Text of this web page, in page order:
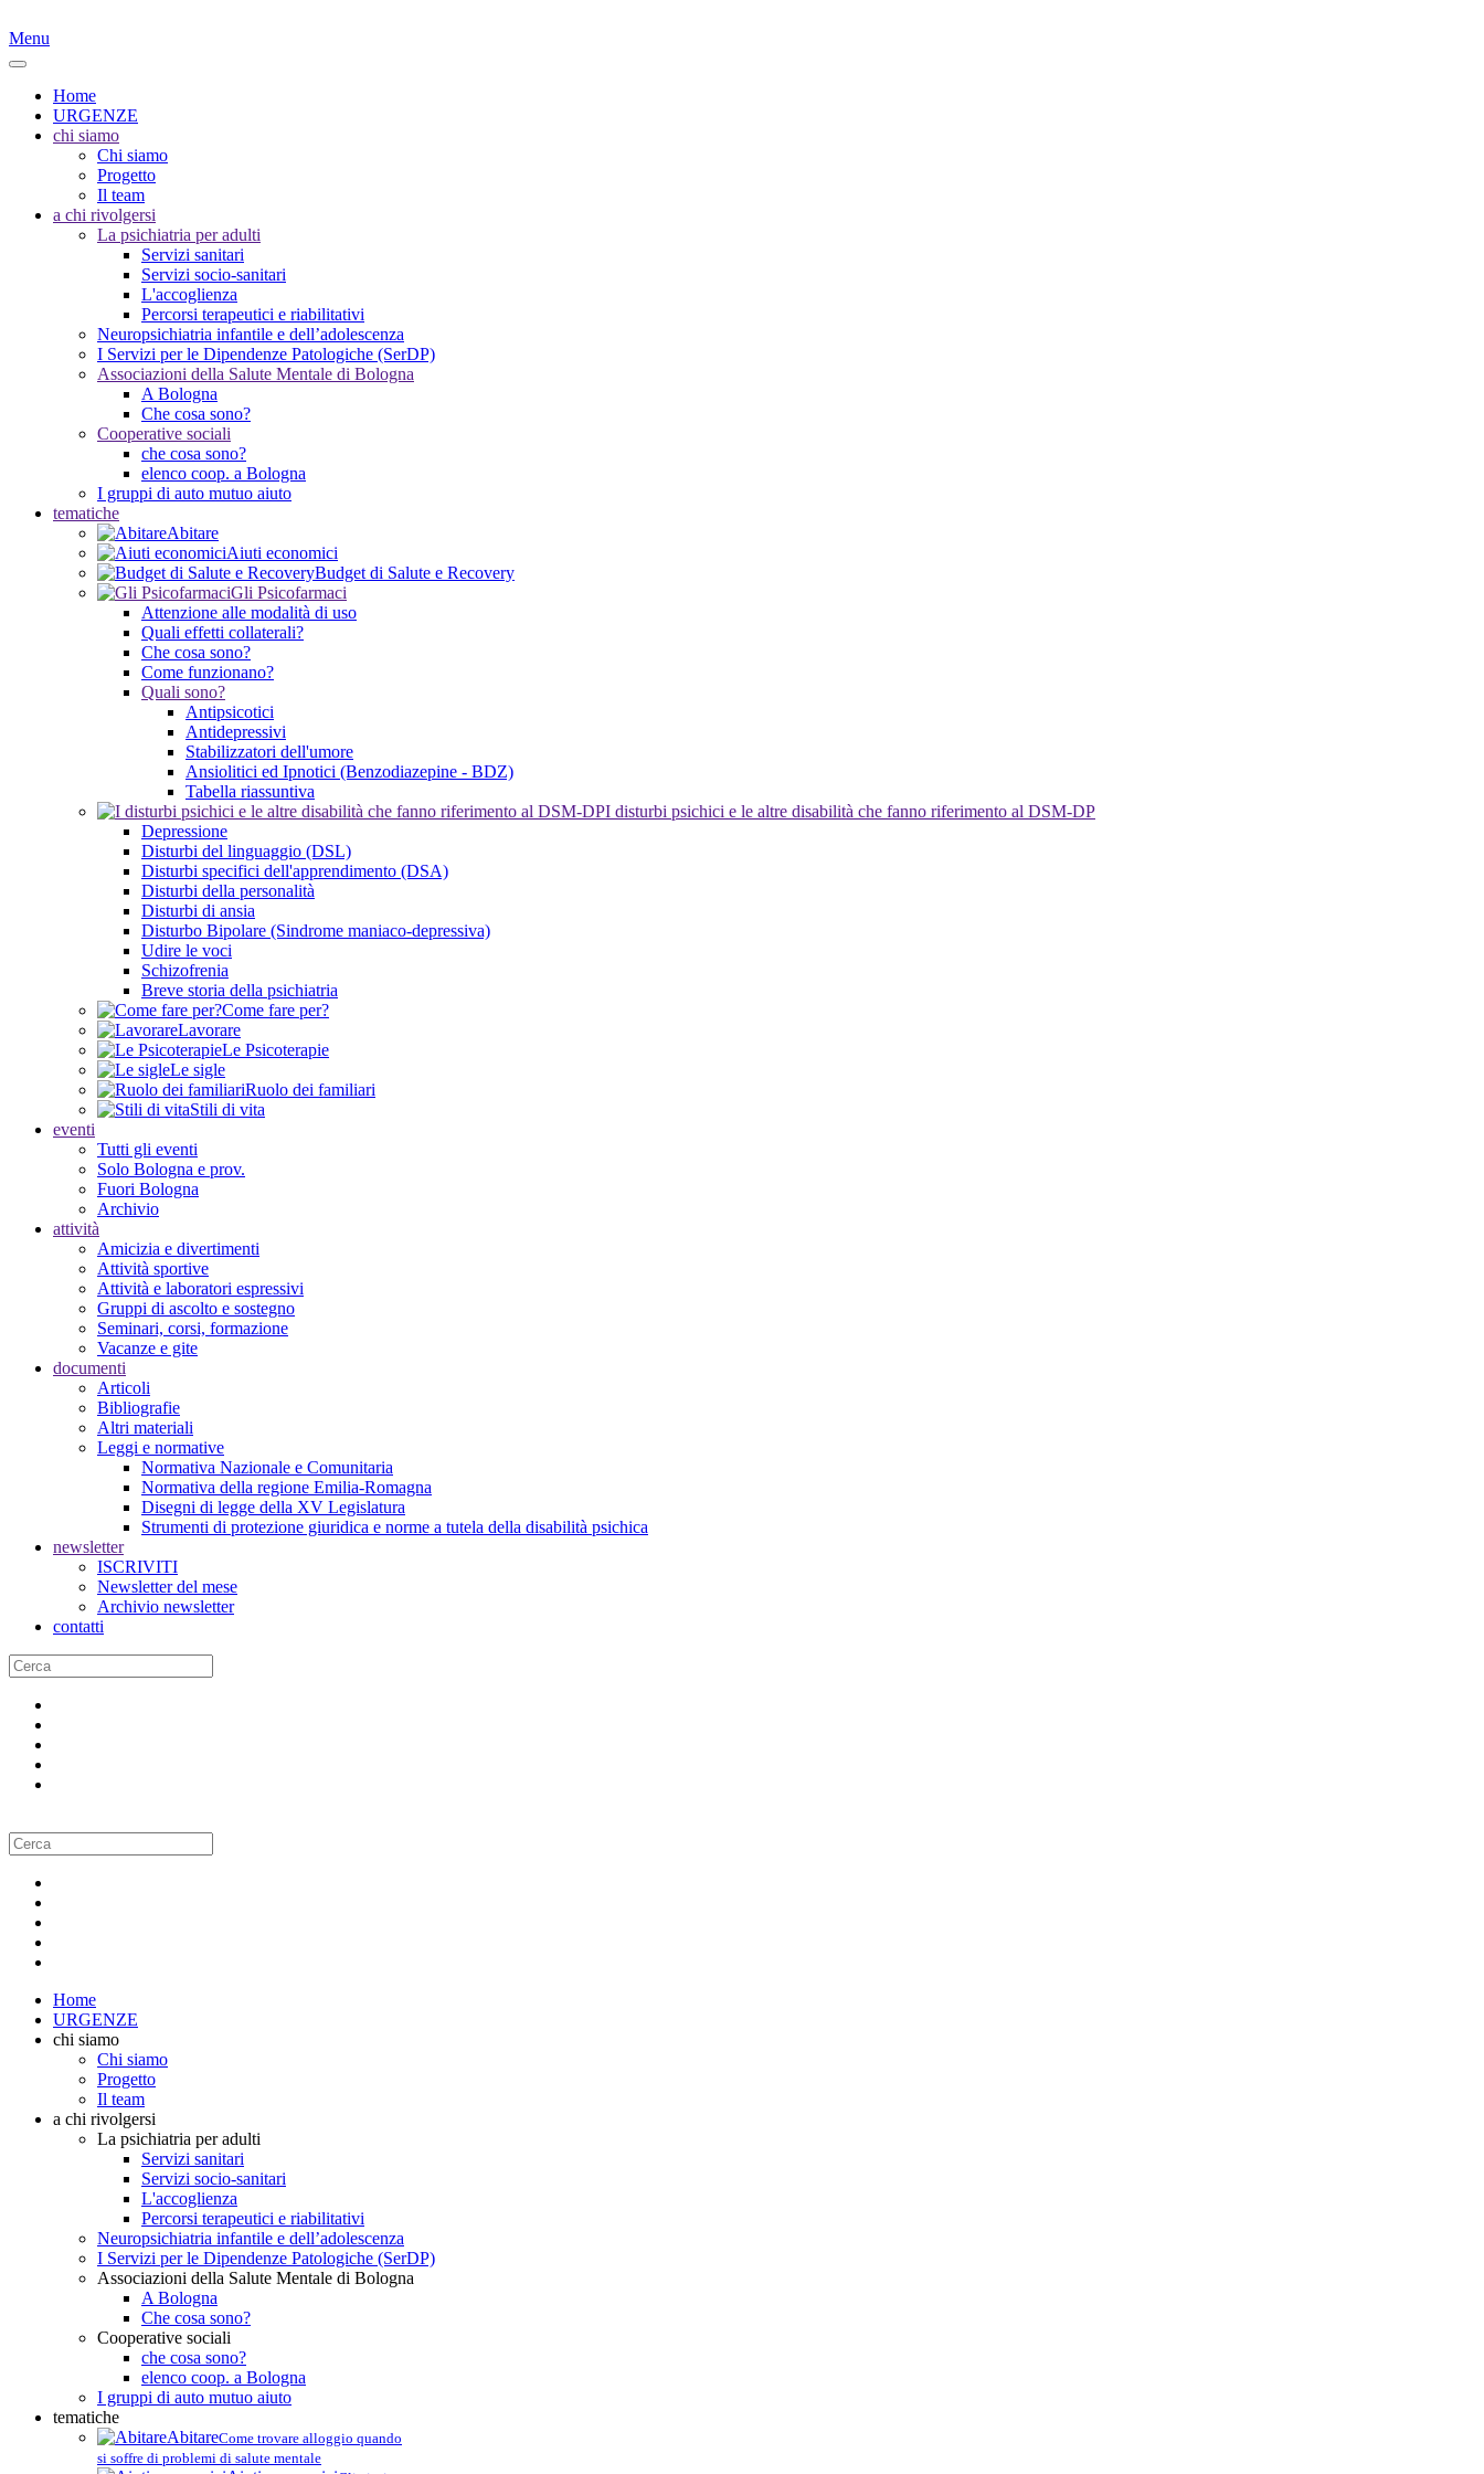
Menu
Home
URGENZE
chi siamo
Chi siamo
Progetto
Il team
a chi rivolgersi
La psichiatria per adulti
Servizi sanitari
Servizi socio-sanitari
L'accoglienza
Percorsi terapeutici e riabilitativi
Neuropsichiatria infantile e dell’adolescenza
I Servizi per le Dipendenze Patologiche (SerDP)
Associazioni della Salute Mentale di Bologna
A Bologna
Che cosa sono?
Cooperative sociali
che cosa sono?
elenco coop. a Bologna
I gruppi di auto mutuo aiuto
tematiche
Abitare
Aiuti economici
Budget di Salute e Recovery
Gli Psicofarmaci
Attenzione alle modalità di uso
Quali effetti collaterali?
Che cosa sono?
Come funzionano?
Quali sono?
Antipsicotici
Antidepressivi
Stabilizzatori dell'umore
Ansiolitici ed Ipnotici (Benzodiazepine - BDZ)
Tabella riassuntiva
I disturbi psichici e le altre disabilità che fanno riferimento al DSM-DP
Depressione
Disturbi del linguaggio (DSL)
Disturbi specifici dell'apprendimento (DSA)
Disturbi della personalità
Disturbi di ansia
Disturbo Bipolare (Sindrome maniaco-depressiva)
Udire le voci
Schizofrenia
Breve storia della psichiatria
Come fare per?
Lavorare
Le Psicoterapie
Le sigle
Ruolo dei familiari
Stili di vita
eventi
Tutti gli eventi
Solo Bologna e prov.
Fuori Bologna
Archivio
attività
Amicizia e divertimenti
Attività sportive
Attività e laboratori espressivi
Gruppi di ascolto e sostegno
Seminari, corsi, formazione
Vacanze e gite
documenti
Articoli
Bibliografie
Altri materiali
Leggi e normative
Normativa Nazionale e Comunitaria
Normativa della regione Emilia-Romagna
Disegni di legge della XV Legislatura
Strumenti di protezione giuridica e norme a tutela della disabilità psichica
newsletter
ISCRIVITI
Newsletter del mese
Archivio newsletter
contatti
Home
URGENZE
chi siamo
Chi siamo
Progetto
Il team
a chi rivolgersi
La psichiatria per adulti
Servizi sanitari
Servizi socio-sanitari
L'accoglienza
Percorsi terapeutici e riabilitativi
Neuropsichiatria infantile e dell’adolescenza
I Servizi per le Dipendenze Patologiche (SerDP)
Associazioni della Salute Mentale di Bologna
A Bologna
Che cosa sono?
Cooperative sociali
che cosa sono?
elenco coop. a Bologna
I gruppi di auto mutuo aiuto
tematiche
AbitareCome trovare alloggio quando
si soffre di problemi di salute mentale